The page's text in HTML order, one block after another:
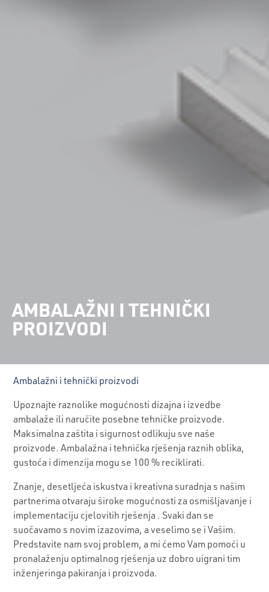
AMBALAŽNI I TEHNIČKI
PROIZVODI
Ambalažni i tehnički proizvodi
Upoznajte raznolike mogućnosti dizajna i izvedbe
ambalaže ili naručite posebne tehničke proizvode.
Maksimalna zaštita i sigurnost odlikuju sve naše
proizvode. Ambalažna i tehnička rješenja raznih oblika,
gustoća i dimenzija mogu se 100 % reciklirati.
Znanje, desetljeća iskustva i kreativna suradnja s našim
partnerima otvaraju široke mogućnosti za osmišljavanje i
implementaciju cjelovitih rješenja . Svaki dan se
suočavamo s novim izazovima, a veselimo se i Vašim.
Predstavite nam svoj problem, a mi ćemo Vam pomoći u
pronalaženju optimalnog rješenja uz dobro uigrani tim
inženjeringa pakiranja i proizvoda.